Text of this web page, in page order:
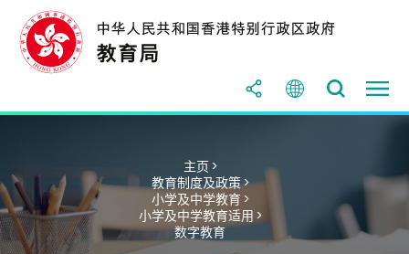
主页 >
教育制度及政策 >
小学及中学教育 >
小学及中学教育适用 >
数字教育